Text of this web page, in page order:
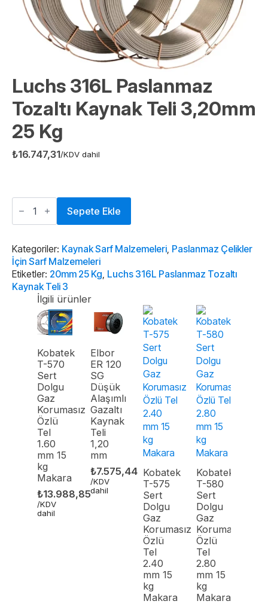
Luchs 316L Paslanmaz
Tozaltı Kaynak Teli 3,20mm
25 Kg
₺16.747,31/KDV dahil
Luchs
316L
Teli
3,20mm
25
Kg
adet
Sepete Ekle
Kategoriler: Kaynak Sarf Malzemeleri Paslanmaz Çelikler
İçin Sarf Malzemeleri
Etiketler: 20mm 25 Kg Luchs 316L Paslanmaz Tozaltı
Kaynak Teli 3
İlgili ürünler
Kobatek
T-570
Sert
Dolgu
Gaz
Korumasız
Özlü
Tel
1.60
mm 15
kg
Makara
₺13.988,85
/KDV
dahil
Elbor
ER 120
SG
Düşük
Alaşımlı
Gazaltı
Kaynak
Teli
1,20
mm
₺7.575,44
/KDV
dahil
Kobatek
T-575
Sert
Dolgu
Gaz
Korumasız
Özlü
Tel
2.40
mm 15
kg
Makara
Kobatek
T-580
Sert
Dolgu
Gaz
Korumasız
Özlü
Tel
2.80
mm 15
kg
Makara